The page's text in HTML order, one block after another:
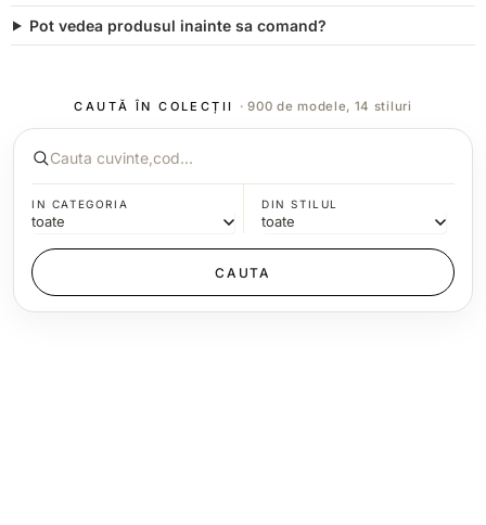
Pot vedea produsul inainte sa comand?
CAUTĂ ÎN COLECȚII · 900 de modele, 14 stiluri
IN CATEGORIA DIN STILUL